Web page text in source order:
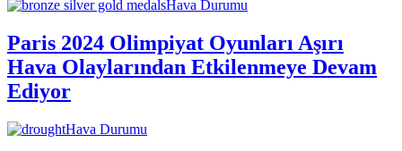
Hava Durumu
Paris 2024 Olimpiyat Oyunları Aşırı
Hava Olaylarından Etkilenmeye Devam
Ediyor
Hava Durumu